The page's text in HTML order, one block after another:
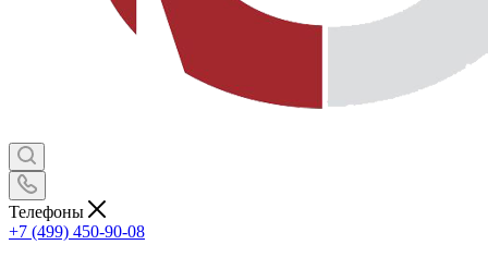
Телефоны
+7 (499) 450-90-08